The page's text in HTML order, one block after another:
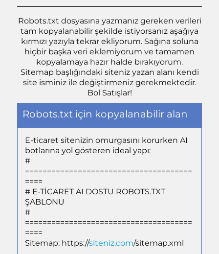
Robots.txt dosyasına yazmanız gereken verileri
tam kopyalanabilir şekilde istiyorsanız aşağıya
kırmızı yazıyla tekrar ekliyorum. Sağına soluna
hiçbir başka veri eklemiyorum ve tamamen
kopyalamaya hazır halde bırakıyorum.
Sitemap başlığındaki siteniz yazan alanı kendi
site isminiz ile değiştirmeniz gerekmektedir.
Bol Satışlar!
Robots.txt için kopyalanabilir alan
E-ticaret sitenizin omurgasını korurken AI
botlarına yol gösteren ideal yapı:
#
======================================
====
# E-TİCARET AI DOSTU ROBOTS.TXT
ŞABLONU
#
======================================
====
Sitemap: https://siteniz.com/sitemap.xml